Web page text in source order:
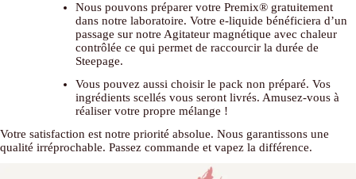
Nous pouvons préparer votre Premix® gratuitement
dans notre laboratoire. Votre e-liquide bénéficiera d’un
passage sur notre Agitateur magnétique avec chaleur
contrôlée ce qui permet de raccourcir la durée de
Steepage.
Vous pouvez aussi choisir le pack non préparé. Vos
ingrédients scellés vous seront livrés. Amusez-vous à
réaliser votre propre mélange !
Votre satisfaction est notre priorité absolue. Nous garantissons une
qualité irréprochable. Passez commande et vapez la différence.